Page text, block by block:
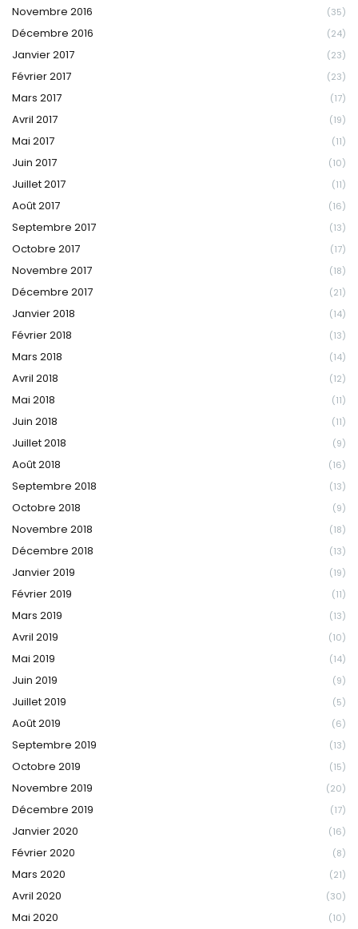
Novembre 2016 (35)
Décembre 2016 (24)
Janvier 2017 (23)
Février 2017 (23)
Mars 2017 (17)
Avril 2017 (19)
Mai 2017 (11)
Juin 2017 (10)
Juillet 2017 (11)
Août 2017 (16)
Septembre 2017 (13)
Octobre 2017 (17)
Novembre 2017 (18)
Décembre 2017 (21)
Janvier 2018 (14)
Février 2018 (13)
Mars 2018 (14)
Avril 2018 (12)
Mai 2018 (11)
Juin 2018 (11)
Juillet 2018 (9)
Août 2018 (16)
Septembre 2018 (13)
Octobre 2018 (9)
Novembre 2018 (18)
Décembre 2018 (13)
Janvier 2019 (19)
Février 2019 (11)
Mars 2019 (13)
Avril 2019 (10)
Mai 2019 (14)
Juin 2019 (9)
Juillet 2019 (5)
Août 2019 (6)
Septembre 2019 (13)
Octobre 2019 (15)
Novembre 2019 (20)
Décembre 2019 (17)
Janvier 2020 (16)
Février 2020 (8)
Mars 2020 (21)
Avril 2020 (30)
Mai 2020 (10)